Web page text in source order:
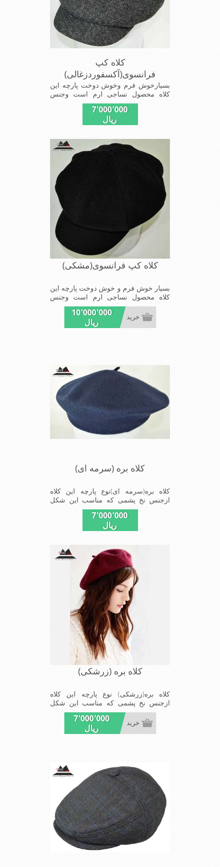
کلاه کپ
فرانسوی(آکسفوردزغالی)
بسیارخوش فرم وخوش دوخت پارچه این
کلاه محصول نساجی ارم است وجنس
پارچه این کلاه ضخامت پالتو رادارامی
باشدشیک ومدروزسبک و راحت
7٬000٬000
ریال
کلاه کپ فرانسوی(مشکی)
بسیار خوش فرم و خوش دوخت پارچه این
کلاه محصول نساجی ارم است وجنس
پارچه این کلاه ضخامت پالتو را دارا می
باشد شیک و مد روز سبک و راحت
10٬000٬000
ریال
خرید
کلاه بره (سرمه ای)
کلاه بره(سرمه ای)نوع پارچه این کلاه
ازجنس نخ پشمی که مناسب این شکل
ازکلاه تولیدشده است شیک ومناسب
افرادخوش پوش جنس عالی,بافتی
مناسب,سبکی,خوش فرمی
7٬000٬000
ریال
کلاه بره (زرشکی)
کلاه بره(زرشکی) نوع پارچه این کلاه
ازجنس نخ پشمی که مناسب این شکل
ازکلاه است شیک و مناسب افراد خوش
پوش جنس عالی ,بافتی مناسب , سبکی,
خوش فرمی از دیگر خصوصیات این کلاه
7٬000٬000
ریال
خرید